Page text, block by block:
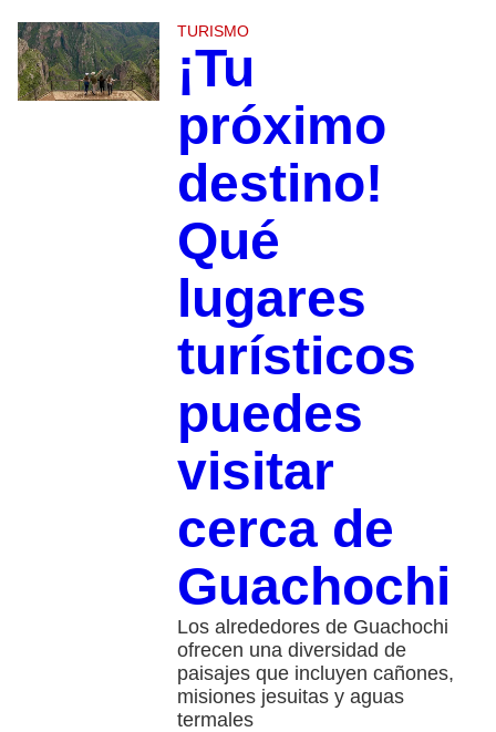
TURISMO
¡Tu
próximo
destino!
Qué
lugares
turísticos
puedes
visitar
cerca de
Guachochi
Los alrededores de Guachochi
ofrecen una diversidad de
paisajes que incluyen cañones,
misiones jesuitas y aguas
termales